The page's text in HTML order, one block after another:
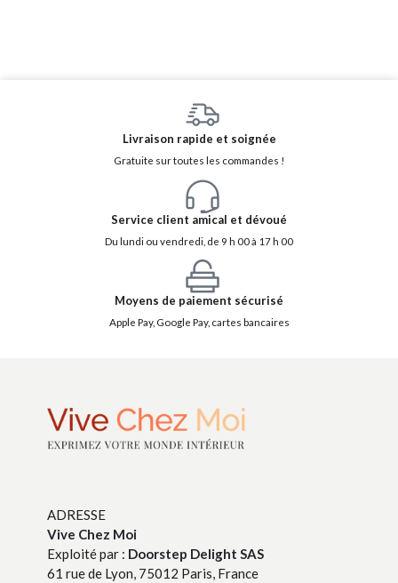
Livraison rapide et soignée
Gratuite sur toutes les commandes !
Service client amical et dévoué
Du lundi ou vendredi, de 9 h 00 à 17 h 00
Moyens de paiement sécurisé
Apple Pay, Google Pay, cartes bancaires
ADRESSE
Vive Chez Moi
Exploité par : Doorstep Delight SAS
61 rue de Lyon, 75012 Paris, France